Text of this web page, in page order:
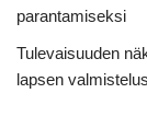
parantamiseksi
Tulevaisuuden
lapsen